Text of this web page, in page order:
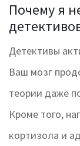
Почему я
Детективы
Ваш мозг
теории даже
Кроме того,
кортизола и